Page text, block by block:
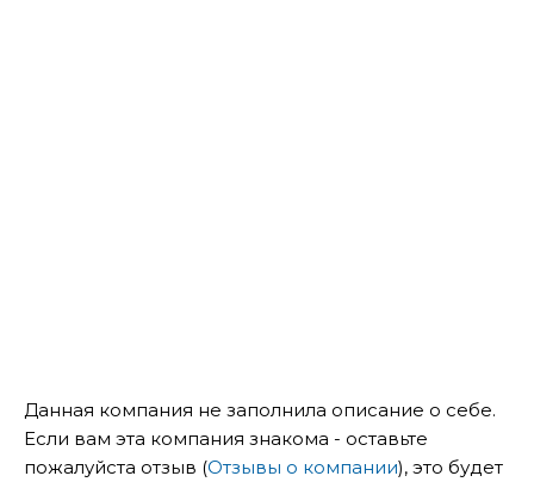
Данная компания не заполнила описание о себе.
Если вам эта компания знакома - оставьте
пожалуйста отзыв (Отзывы о компании), это будет